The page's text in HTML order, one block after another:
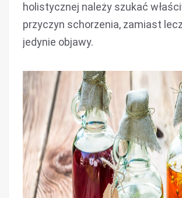
holistycznej należy szukać
przyczyn schorzenia, zamiast
jedynie objawy.